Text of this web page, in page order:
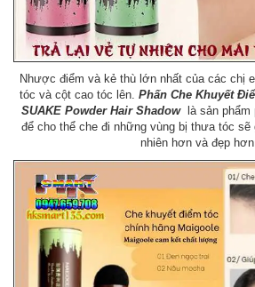
Nhược điểm và kẻ thù lớn nhất của các chị
tóc và cột cao tóc lên. Phấn Che Khuyết
SUAKE Powder Hair Shadowlà sản phẩm
để cho thể che đi những vùng bị thưa tóc
nhiên hơn và đẹp hơn.